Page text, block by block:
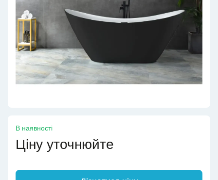
В наявності
Ціну уточнюйте